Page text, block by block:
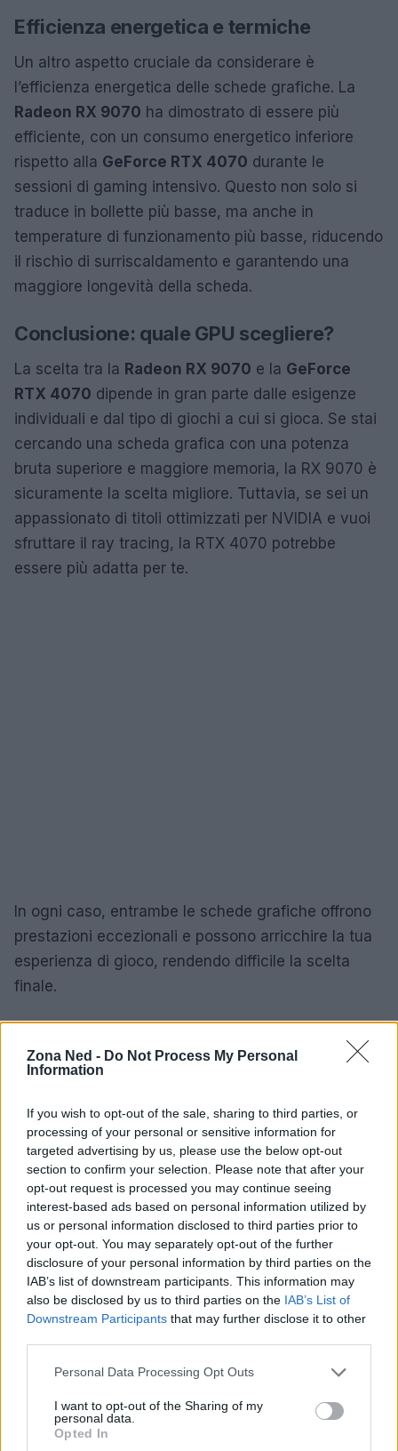
Zona Ned - Do Not Process My Personal
Information
If you wish to opt-out of the sale, sharing to third parties, or
processing of your personal or sensitive information for
targeted advertising by us, please use the below opt-out
section to confirm your selection. Please note that after your
opt-out request is processed you may continue seeing
interest-based ads based on personal information utilized by
us or personal information disclosed to third parties prior to
your opt-out. You may separately opt-out of the further
disclosure of your personal information by third parties on the
IAB’s list of downstream participants. This information may
also be disclosed by us to third parties on the IAB’s List of
Downstream Participants that may further disclose it to other
Please note that this website/app uses one or more Google
not limited to your visit or usage behaviour. You may click to
grant or deny consent to Google and its third-party tags to
use your data for below specified purposes in below Google
Personal Data Processing Opt Outs
I want to opt-out of the Sharing of my
personal data.
Opted In
Efficienza energetica e termiche
Un altro aspetto cruciale da considerare è
l’efficienza energetica delle schede grafiche. La
Radeon RX 9070 ha dimostrato di essere più
efficiente, con un consumo energetico inferiore
rispetto alla GeForce RTX 4070 durante le
sessioni di gaming intensivo. Questo non solo si
traduce in bollette più basse, ma anche in
temperature di funzionamento più basse, riducendo
il rischio di surriscaldamento e garantendo una
maggiore longevità della scheda.
Conclusione: quale GPU scegliere?
La scelta tra la Radeon RX 9070 e la GeForce
RTX 4070 dipende in gran parte dalle esigenze
individuali e dal tipo di giochi a cui si gioca. Se stai
cercando una scheda grafica con una potenza
bruta superiore e maggiore memoria, la RX 9070 è
sicuramente la scelta migliore. Tuttavia, se sei un
appassionato di titoli ottimizzati per NVIDIA e vuoi
sfruttare il ray tracing, la RTX 4070 potrebbe
essere più adatta per te.
In ogni caso, entrambe le schede grafiche offrono
prestazioni eccezionali e possono arricchire la tua
esperienza di gioco, rendendo difficile la scelta
finale.
AUTORE
Staff